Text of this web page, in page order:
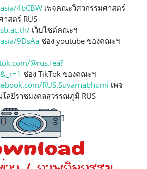
4bCBW เพจคณะวิศวกรรมศาสตร์
สตร์ RUS
เว็บไซต์คณะฯ
9DsAa ช่อง youtube ของคณะฯ
@rus.fea?
ช่อง TikTok ของคณะฯ
RUS.Suvarnabhumi เพจ
ลยีราชมงคลสุวรรณภูมิ RUS